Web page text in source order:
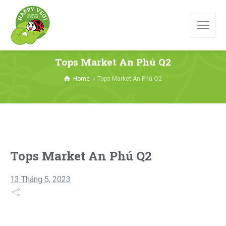
Tops Market An Phú Q2
Home Tops Market An Phú Q2
Tops Market An Phú Q2
13 Tháng 5, 2023